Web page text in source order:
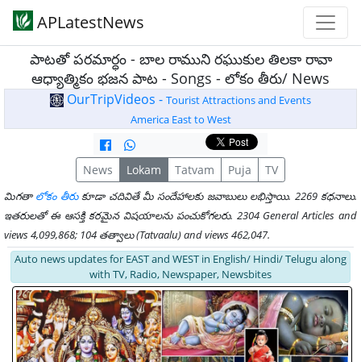
APLatestNews
పాటతో పరమార్ధం - బాల రాముని రఘుకుల తిలకా రావా
ఆధ్యాత్మికం భజన పాట - Songs - లోకం తీరు/ News
OurTripVideos - Tourist Attractions and Events
America East to West
News Lokam Tatvam Puja TV
మిగతా లోకం తీరుకూడా చదివితే మీ సందేహాలకు జవాబులు లభిస్తాయి. 2269 కధనాలు.
ఇతరులతో ఈ ఆసక్తి కరమైన విషయాలను పంచుకోగలరు. 2304 General Articles and
views 4,099,868; 104 తత్వాలు (Tatvaalu) and views 462,047.
Auto news updates for EAST and WEST in English/ Hindi/ Telugu along
with TV, Radio, Newspaper, Newsbites